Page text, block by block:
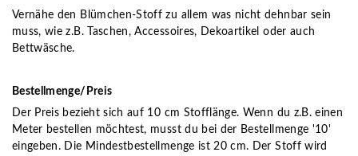
Vernähe den Blümchen-Stoff zu allem was nicht dehnbar sein
muss, wie z.B. Taschen, Accessoires, Dekoartikel oder auch
Bettwäsche.
Bestellmenge/Preis
Der Preis bezieht sich auf 10 cm Stofflänge. Wenn du z.B. einen
Meter bestellen möchtest, musst du bei der Bestellmenge '10'
eingeben. Die Mindestbestellmenge ist 20 cm. Der Stoff wird